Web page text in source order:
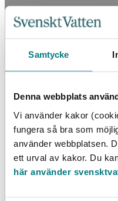
Samtycke
Denna webbplats
Vi använder kakor
fungera så bra som
använder webbplatsen.
ett urval av kakor. Du
här använder
Dosering av
0
LÄS MER